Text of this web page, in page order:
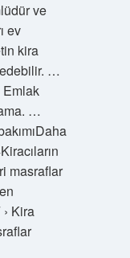
ve
ev
kira
…
Emlak
…
masraflar
Kira